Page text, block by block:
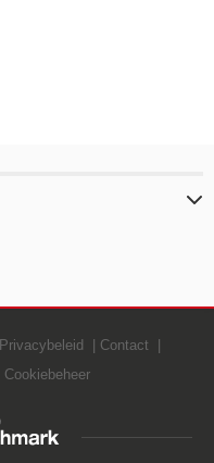
Privacybeleid
Contact
Cookiebeheer